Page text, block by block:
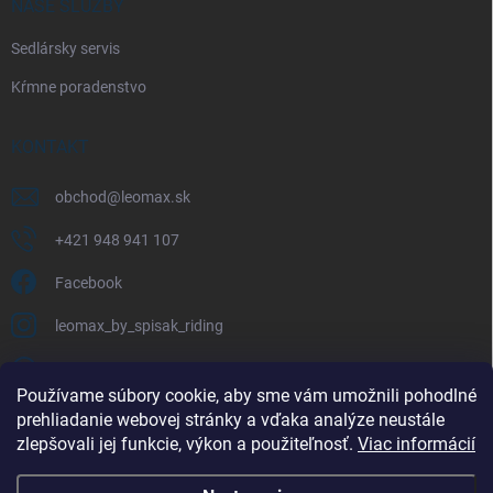
Používame súbory cookie, aby sme vám umožnili pohodlné
prehliadanie webovej stránky a vďaka analýze neustále
zlepšovali jej funkcie, výkon a použiteľnosť. Viac informácií
NAŠE SLUŽBY
Sedlársky servis
Kŕmne poradenstvo
KONTAKT
obchod@ leomax.sk
+421 948 941 107
Facebook
leomax_by_spisak_riding
FACEBOOK